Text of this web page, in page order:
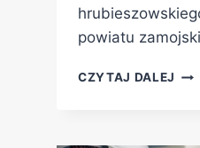
powiatu
CZYTAJ DALEJ